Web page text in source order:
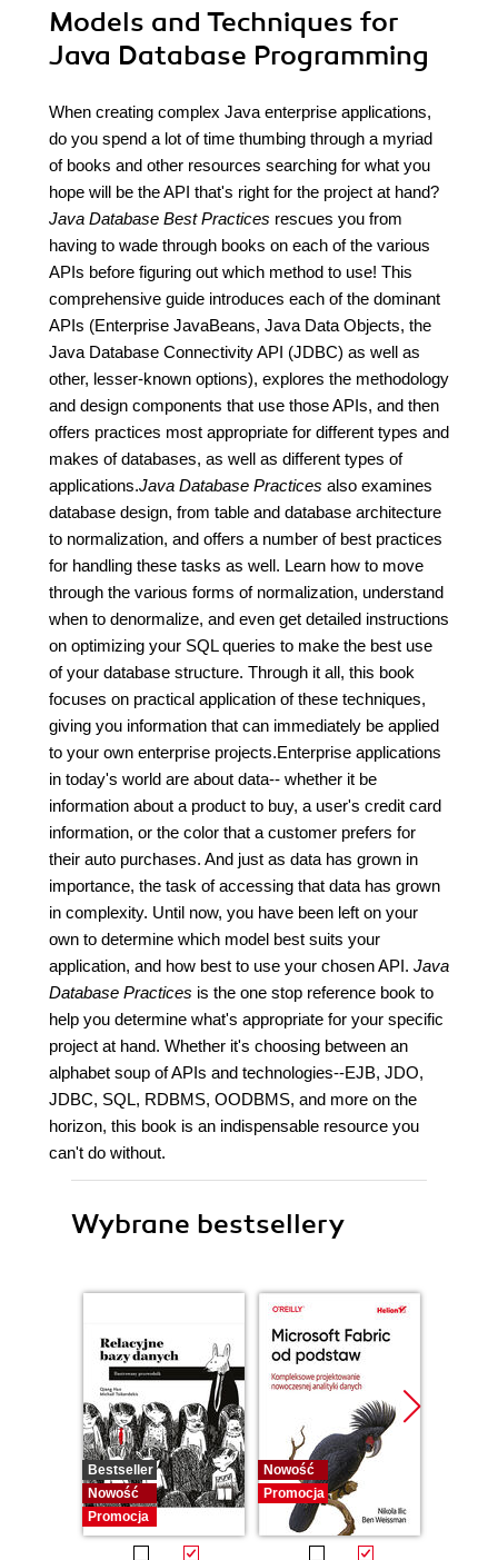
Models and Techniques for
Java Database Programming
When creating complex Java enterprise applications,
do you spend a lot of time thumbing through a myriad
of books and other resources searching for what you
hope will be the API that's right for the project at hand?
Java Database Best Practices rescues you from
having to wade through books on each of the various
APIs before figuring out which method to use! This
comprehensive guide introduces each of the dominant
APIs (Enterprise JavaBeans, Java Data Objects, the
Java Database Connectivity API (JDBC) as well as
other, lesser-known options), explores the methodology
and design components that use those APIs, and then
offers practices most appropriate for different types and
makes of databases, as well as different types of
applications.Java Database Practices also examines
database design, from table and database architecture
to normalization, and offers a number of best practices
for handling these tasks as well. Learn how to move
through the various forms of normalization, understand
when to denormalize, and even get detailed instructions
on optimizing your SQL queries to make the best use
of your database structure. Through it all, this book
focuses on practical application of these techniques,
giving you information that can immediately be applied
to your own enterprise projects.Enterprise applications
in today's world are about data-- whether it be
information about a product to buy, a user's credit card
information, or the color that a customer prefers for
their auto purchases. And just as data has grown in
importance, the task of accessing that data has grown
in complexity. Until now, you have been left on your
own to determine which model best suits your
application, and how best to use your chosen API. Java
Database Practices is the one stop reference book to
help you determine what's appropriate for your specific
project at hand. Whether it's choosing between an
alphabet soup of APIs and technologies--EJB, JDO,
JDBC, SQL, RDBMS, OODBMS, and more on the
horizon, this book is an indispensable resource you
can't do without.
Wybrane bestsellery
Bestseller
Nowość
Promocja
Nowość
Promocja